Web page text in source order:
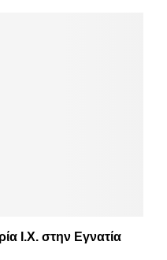
Ι.Χ. στην Εγνατία